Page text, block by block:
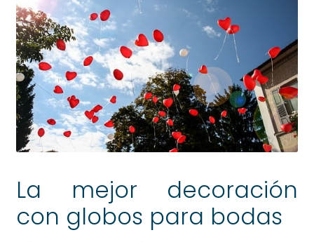
La mejor decoración
con globos para bodas